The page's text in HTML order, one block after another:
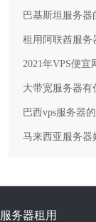
巴基斯坦服务
租用阿联酋服务
2021年VPS便宜
巴西vps服务器
马来西亚服务器
服务器租用